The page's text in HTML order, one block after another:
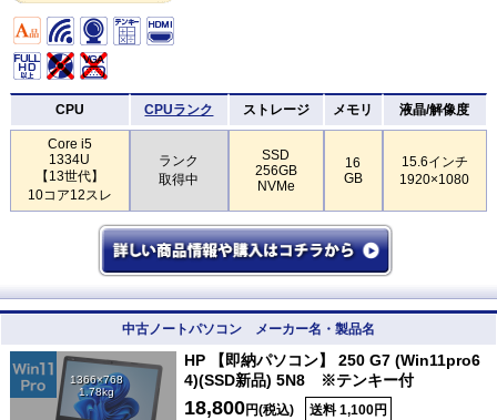
CPU CPUランク ストレージ メモリ 液晶/解像度
Core i5
1334U
【13世代】
10コア12スレ
ランク
取得中
SSD
256GB
NVMe
16
GB
15.6インチ
1920×1080
中古ノートパソコン メーカー名・製品名
1366×768
1.78kg
HP 【即納パソコン】 250 G7 (Win11pro6
4)(SSD新品) 5N8 ※テンキー付
18,800円(税込) 送料 1,100円